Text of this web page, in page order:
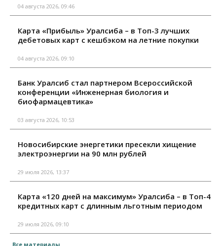
04 августа 2026, 09:46
Карта «Прибыль» Уралсиба – в Топ-3 лучших
дебетовых карт с кешбэком на летние покупки
04 августа 2026, 09:10
Банк Уралсиб стал партнером Всероссийской
конференции «Инженерная биология и
биофармацевтика»
03 августа 2026, 10:53
Новосибирские энергетики пресекли хищение
электроэнергии на 90 млн рублей
29 июля 2026, 13:37
Карта «120 дней на максимум» Уралсиба – в Топ-4
кредитных карт с длинным льготным периодом
29 июля 2026, 09:10
Все материалы